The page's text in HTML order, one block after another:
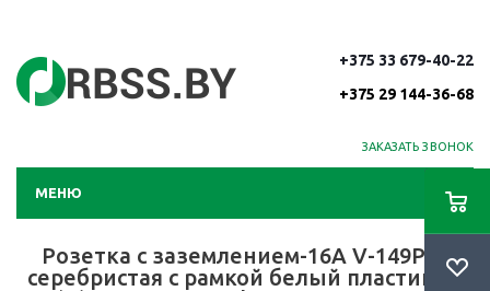
+375 33 679-40-22
+375 29 144-36-68
ЗАКАЗАТЬ ЗВОНОК
МЕНЮ
Розетка с заземлением-16A V-149Р(s)
серебристая с рамкой белый пластик V-